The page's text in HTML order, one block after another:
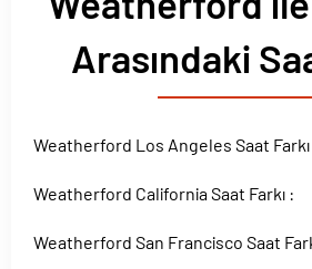
Arasındaki
Weatherford Los Angeles Saat Farkı
Weatherford California Saat Farkı :
Weatherford San Francisco Saat